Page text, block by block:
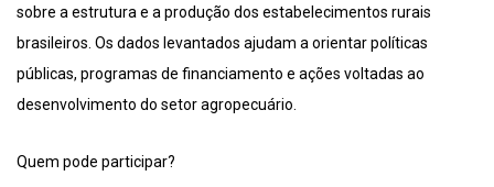
sobre a estrutura e a produção dos estabelecimentos rurais
brasileiros. Os dados levantados ajudam a orientar políticas
públicas, programas de financiamento e ações voltadas ao
desenvolvimento do setor agropecuário.
Quem pode participar?